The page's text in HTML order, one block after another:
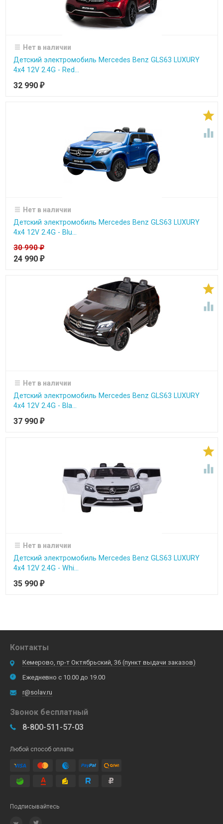
Нет в наличии
Детский электромобиль Mercedes Benz GLS63 LUXURY
4x4 12V 2.4G - Red...
32 990 ₽


Нет в наличии
Детский электромобиль Mercedes Benz GLS63 LUXURY
4x4 12V 2.4G - Blu...
30 990₽
24 990 ₽


Нет в наличии
Детский электромобиль Mercedes Benz GLS63 LUXURY
4x4 12V 2.4G - Bla...
37 990 ₽


Нет в наличии
Детский электромобиль Mercedes Benz GLS63 LUXURY
4x4 12V 2.4G - Whi...
35 990 ₽
Контакты
Кемерово, пр-т Октябрьский, 36 (пункт выдачи заказов)
Ежедневно с 10.00 до 19.00
r@solav.ru
Звонок бесплатный
8-800-511-57-03
Любой способ оплаты
Подписывайтесь